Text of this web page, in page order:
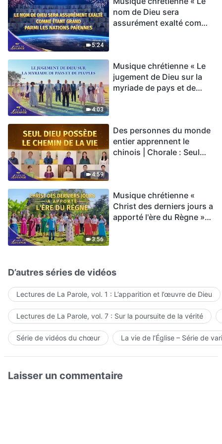
5:24
nom de Dieu sera
assurément exalté comme
2026
4:03
Musique chrétienne « Le
jugement de Dieu sur la
myriade de pays et de
4:59
Des personnes du monde
entier apprennent le
chinois | Chorale : Seul
3:56
Musique chrétienne «
Christ des derniers jours a
apporté l'ère du Règne »
D’autres séries de vidéos
Lectures de La Parole, vol. 1 : L’apparition et l’œuvre de Dieu
Lectures de La Parole, vol. 7 : Sur la poursuite de la vérité
Série de vidéos du chœur La vie de l’Église – Série de
Laisser un commentaire